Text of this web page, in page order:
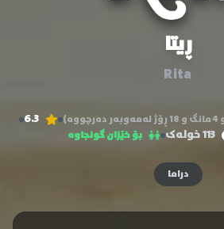
ڕیتا
Rita
6.3
113 خولەک بۆ خێزان گونجاوە
دراما